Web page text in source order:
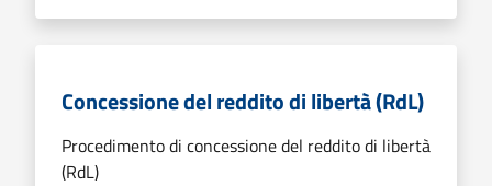
Concessione del reddito di libertà (RdL)
Procedimento di concessione del reddito di libertà
(RdL)